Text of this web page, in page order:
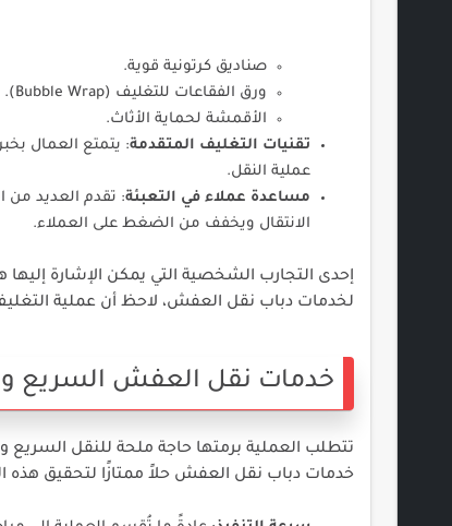
صناديق كرتونية قوية.
ورق الفقاعات للتغليف (Bubble Wrap).
الأقمشة لحماية الأثاث.
تقنيات التغليف المتقدمة: يتمتع العمال
عملية النقل.
مساعدة عملاء في التعبئة: تقدم العديد من
الانتقال ويخفف من الضغط على العملاء.
إحدى التجارب الشخصية التي يمكن الإشارة
لخدمات دباب نقل العفش، لاحظ أن عملية
خدمات نقل العفش السريع
تتطلب العملية برمتها حاجة ملحة للنقل السريع
خدمات دباب نقل العفش حلاً ممتازًا لتحقيق هذه